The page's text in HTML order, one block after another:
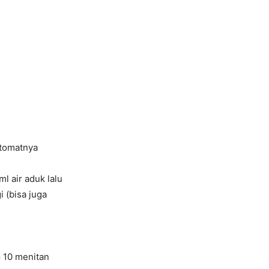
air aduk lalu
(bisa juga
menitan